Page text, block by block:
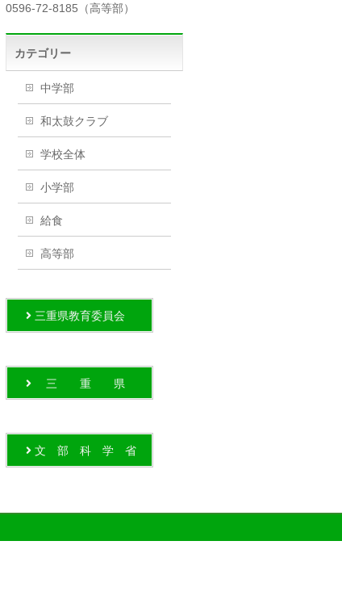
0596-72-8185（高等部）
カテゴリー
中学部
和太鼓クラブ
学校全体
小学部
給食
高等部
三重県教育委員会
三 重 県
文 部 科 学 省